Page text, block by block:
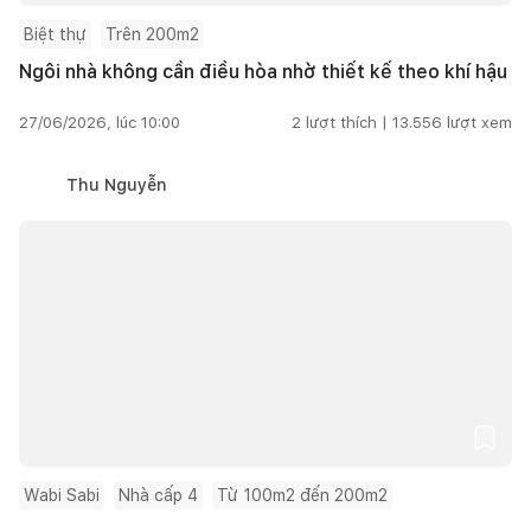
Biệt thự Trên 200m2
Ngôi nhà không cần điều hòa nhờ thiết kế theo khí hậu
27/06/2026, lúc 10:00 2 lượt thích | 13.556 lượt xem
Thu Nguyễn
Wabi Sabi Nhà cấp 4 Từ 100m2 đến 200m2